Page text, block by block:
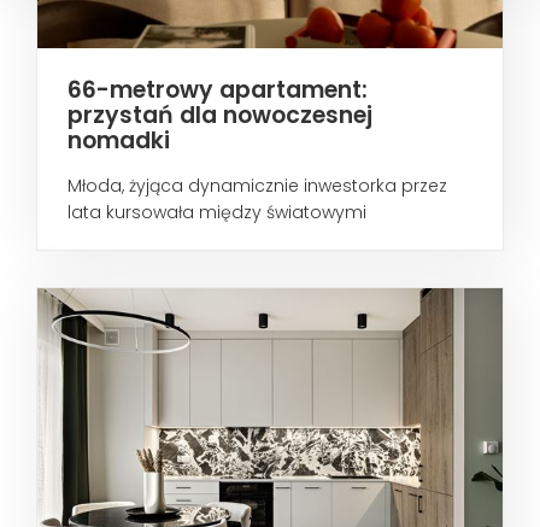
66-metrowy apartament:
przystań dla nowoczesnej
nomadki
Młoda, żyjąca dynamicznie inwestorka przez
lata kursowała między światowymi